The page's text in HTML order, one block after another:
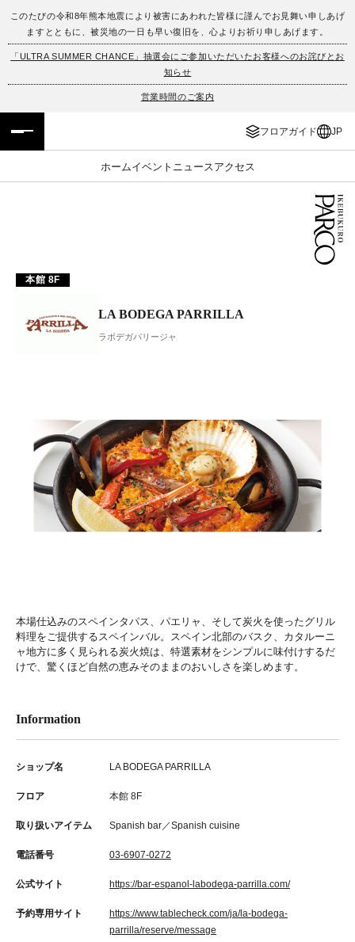
このたびの令和8年熊本地震により被害にあわれた皆様に謹んでお見舞い申しあげ
ますとともに、被災地の一日も早い復旧を、心よりお祈り申しあげます。
「ULTRA SUMMER CHANCE」抽選会にご参加いただいたお客様へのお詫びとお
知らせ
営業時間のご案内
フロアガイド JP
ホームイベント ニュース アクセス
フロアガイド
施設案内・アクセス
JP
ENGLISH
繁体字
本館 8F
LA BODEGA PARRILLA
ラボデガパリージャ
本場仕込みのスペインタパス、パエリャ、そして炭火を使ったグリル
料理をご提供するスペインバル。スペイン北部のバスク、カタルーニ
ャ地方に多く見られる炭火焼は、特選素材をシンプルに味付けするだ
けで、驚くほど自然の恵みそのままのおいしさを楽しめます。
Information
ショップ名 LA BODEGA PARRILLA
フロア 本館 8F
取り扱いアイテム Spanish bar／Spanish cuisine
電話番号 03-6907-0272
公式サイト https://bar-espanol-labodega-parrilla.com/
予約専用サイト
https://www.tablecheck.com/ja/la-bodega-
parrilla/reserve/message